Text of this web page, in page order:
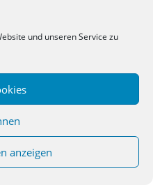
und unseren Service zu
anzeigen